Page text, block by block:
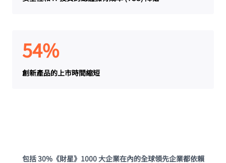
54%
創新產品的上市時間縮短
包括 30%《財星》1000 大企業在內的全球領先企業都依賴